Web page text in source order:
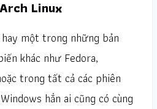
Linux
một trong những bản
khác như Fedora,
trong tất cả các phiên
hẳn ai cũng có cùng